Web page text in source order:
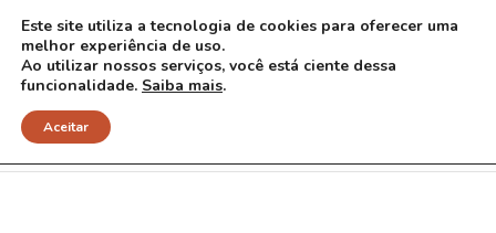
Arquivo para Tag: Daniel Becker
Este site utiliza a tecnologia de cookies para oferecer uma
melhor experiência de uso.
Ao utilizar nossos serviços, você está ciente dessa
funcionalidade. Saiba mais.
Aceitar